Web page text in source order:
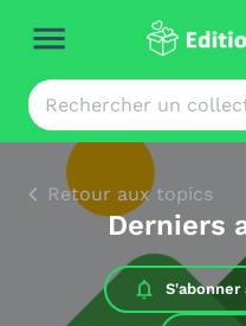
Retour aux topics
Derniers
S'abonner